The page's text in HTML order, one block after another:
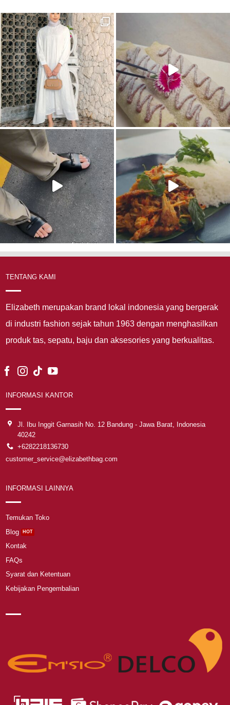
TENTANG KAMI
Elizabeth merupakan brand lokal indonesia yang bergerak
di industri fashion sejak tahun 1963 dengan menghasilkan
produk tas, sepatu, baju dan aksesories yang berkualitas.
INFORMASI KANTOR
Jl. Ibu Inggit Garnasih No. 12 Bandung - Jawa Barat, Indonesia
40242
+6282218136730
customer_service@elizabethbag.com
INFORMASI LAINNYA
Temukan Toko
Blog
Kontak
FAQs
Syarat dan Ketentuan
Kebijakan Pengembalian